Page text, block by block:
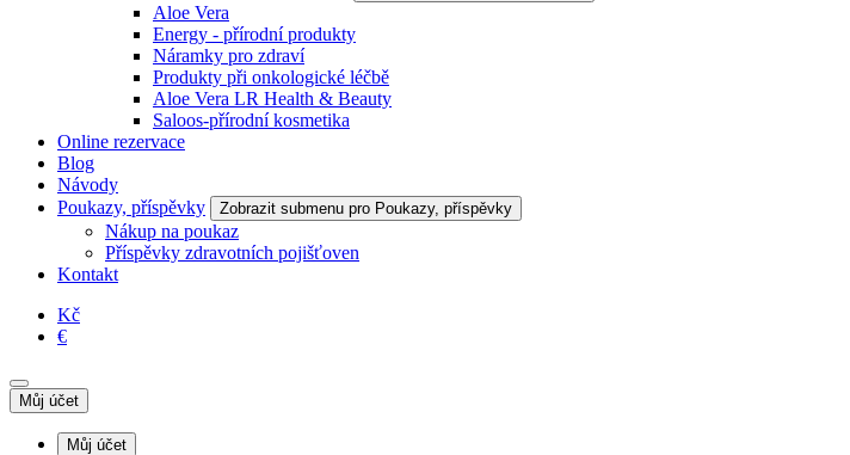
Aloe Vera
Energy - přírodní produkty
Náramky pro zdraví
Produkty při onkologické léčbě
Aloe Vera LR Health & Beauty
Saloos-přírodní kosmetika
Online rezervace
Blog
Návody
Poukazy, příspěvky
Zobrazit submenu pro Poukazy, příspěvky
Nákup na poukaz
Příspěvky zdravotních pojišťoven
Kontakt
Kč
€
Můj účet
Můj účet